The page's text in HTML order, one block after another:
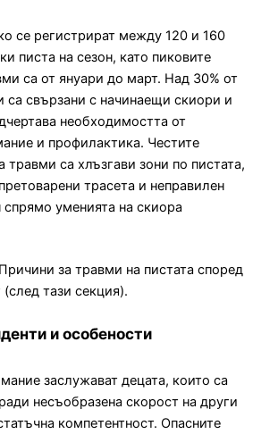
се регистрират между 120 и 160
писта на сезон, като пиковите
са от януари до март. Над 30% от
са свързани с начинаещи скиори и
необходимостта от
и профилактика. Честите
травми са хлъзгави зони по пистата,
трасета и неправилен
спрямо уменията на скиора
Причини за травми на пистата според
тази секция).
и особености
заслужават децата, които са
несъобразена скорост на други
компетентност. Опасните